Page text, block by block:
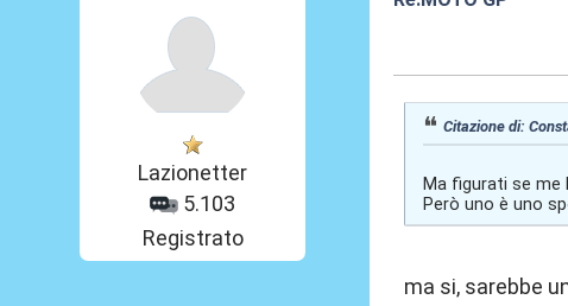
Lazionetter
5.103
Registrato
Citazione di:
Ma figurati se me
Però uno è uno
ma si, sarebbe